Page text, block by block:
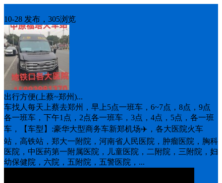
10-28 发布，305浏览
出行方便(上蔡~郑州)...
车找人每天上蔡去郑州，早上5点一班车，6~7点，8点，9点
各一班车，下午1点，2点各一班车，3点，4点，5点，各一班
车，【车型】:豪华大型商务车新郑机场✈️，各大医院火车
站，高铁站，郑大一附院，河南省人民医院，肿瘤医院，胸科
医院，中医药第一附属医院，儿童医院，二附院，三附院，妇
幼保健院，六院，五附院，五警医院，...